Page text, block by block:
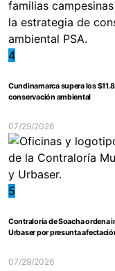
4
Cundinamarca supera los
conservación ambiental
07/29/2026
5
Contraloría de Soacha ordena
Urbaser por presunta
07/29/2026